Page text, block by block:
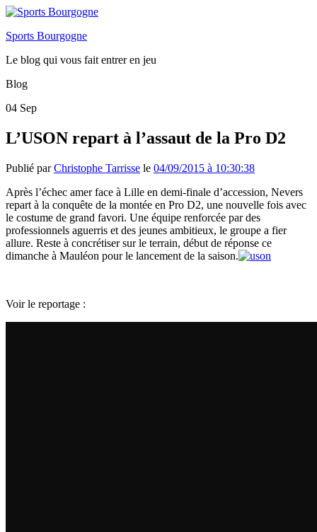
Sports Bourgogne
Le blog qui vous fait entrer en jeu
Blog
04 Sep
L’USON repart à l’assaut de la Pro D2
Publié parChristophe Tarrisse le 04/09/2015 à 10:30:38
Après l’échec amer face à Lille en demi-finale d’accession, Nevers
repart à la conquête de la montée en Pro D2, une nouvelle fois avec
le costume de grand favori. Une équipe renforcée par des
professionnels aguerris et des jeunes ambitieux, le groupe a fier
allure. Reste à concrétiser sur le terrain, début de réponse ce
dimanche à Mauléon pour le lancement de la saison.
Voir le reportage :